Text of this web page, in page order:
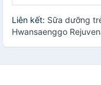
Liên kết: Sữa dưỡng
Hwansaenggo